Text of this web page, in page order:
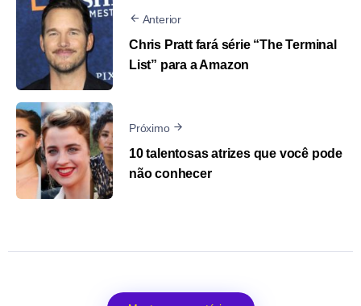
Anterior
Chris Pratt fará série “The Terminal
List” para a Amazon
Próximo
10 talentosas atrizes que você pode
não conhecer